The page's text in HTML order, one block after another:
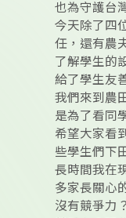
也為守護台
今天除了四
任，還有農
了解學生的
給了學生友
我們來到農
是為了看同
希望大家看
些學生們下
長時間我在
多家長關心
沒有競爭力